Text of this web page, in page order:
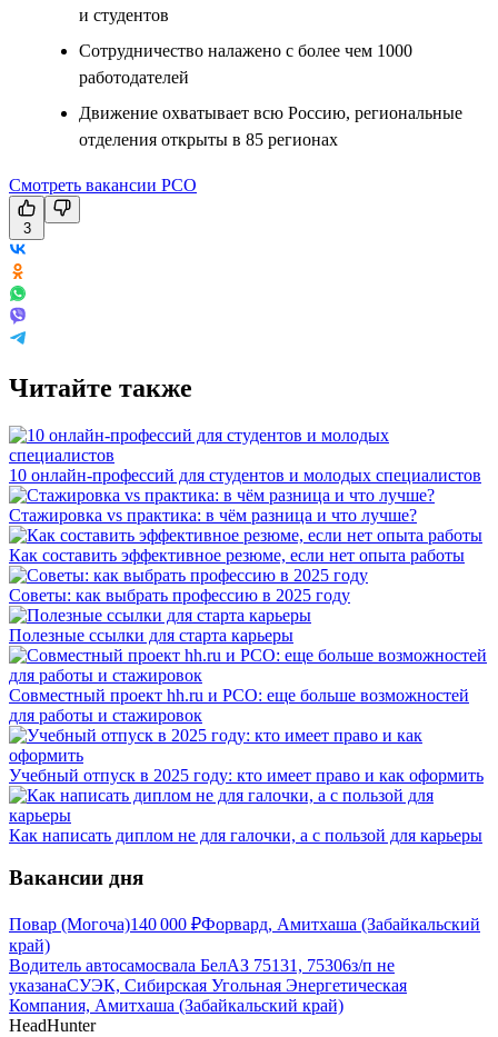
и студентов
Сотрудничество налажено с более чем 1000
работодателей
Движение охватывает всю Россию, региональные
отделения открыты в 85 регионах
Смотреть вакансии РСО
3
Читайте также
10 онлайн-профессий для студентов и молодых специалистов
Стажировка vs практика: в чём разница и что лучше?
Как составить эффективное резюме, если нет опыта работы
Советы: как выбрать профессию в 2025 году
Полезные ссылки для старта карьеры
Совместный проект hh.ru и РСО: еще больше возможностей
для работы и стажировок
Учебный отпуск в 2025 году: кто имеет право и как оформить
Как написать диплом не для галочки, а с пользой для карьеры
Вакансии дня
Повар (Могоча)140 000 ₽Форвард, Амитхаша (Забайкальский
край)
Водитель автосамосвала БелАЗ 75131, 75306з/п не
указанаСУЭК, Сибирская Угольная Энергетическая
Компания, Амитхаша (Забайкальский край)
HeadHunter